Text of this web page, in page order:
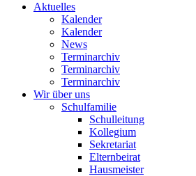
Aktuelles
Kalender
Kalender
News
Terminarchiv
Terminarchiv
Terminarchiv
Wir über uns
Schulfamilie
Schulleitung
Kollegium
Sekretariat
Elternbeirat
Hausmeister